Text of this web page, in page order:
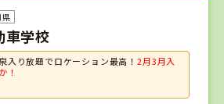
県
車学校
入り放題でロケーション最高！2月3月入
！